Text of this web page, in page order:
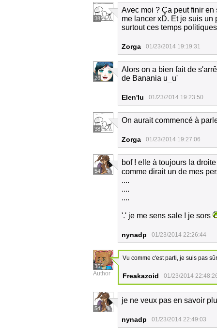
38
Avec moi ? Ça peut finir
me lancer xD. Et je suis un
surtout ces temps
Zorga 01/23/2014 19:19:31
26
Alors on a bien fait de
de Banania u_u'
Elen'lu 01/23/2014 19:23:50
38
On aurait commencé à
Zorga 01/23/2014 19:27:06
54
bof ! elle à toujours la droite
comme dirait un de mes
....
....
....
'.' je me sens sale ! je sors
nynadp 01/23/2014 22:26:44
35
Author
Vu comme c'est parti, je suis pas
Freakazoid 01/23/2014
54
je ne veux pas en savoir
nynadp 01/23/2014 22:49:03